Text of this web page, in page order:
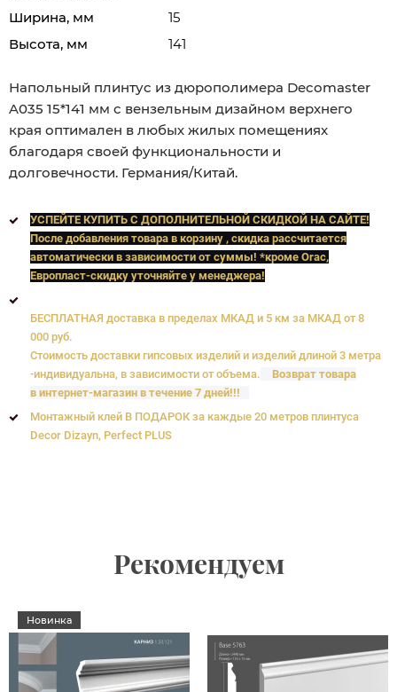
Ширина, мм
15
Высота, мм
141
Напольный плинтус из дюрополимера Decomaster
A035 15*141 мм с вензельным дизайном верхнего
края оптимален в любых жилых помещениях
благодаря своей функциональности и
долговечности. Германия/Китай.
УСПЕЙТЕ КУПИТЬ C ДОПОЛНИТЕЛЬНОЙ СКИДКОЙ НА САЙТЕ!
После добавления товара в корзину , скидка рассчитается
автоматически в зависимости от суммы! *кроме Orac,
Европласт-скидку уточняйте у менеджера!
БЕСПЛАТНАЯ доставка в пределах МКАД и 5 км за МКАД от 8
000 руб.
Стоимость доставки гипсовых изделий и изделий длиной 3 метра
-индивидуальна, в зависимости от объема.
Возврат товара
в интернет-магазин в течение 7 дней!!!
Монтажный клей В ПОДАРОК за каждые 20 метров плинтуса
Decor Dizayn, Perfect PLUS
Рекомендуем
Новинка